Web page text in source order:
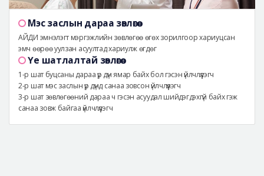
Мэс заслын дараа зөвлөгөө
АЙДИ эмнэлэгт мэргэжлийн зөвлөгөө өгөх зорилгоор хариуцсан
эмч өөрөө уулзан асуултад хариулж өгдөг
Үе шатлалтай зөвлөгөө
1-р шат буцсаны дараа үр дүн ямар байх бол гэсэн үйлчлүүлэгч
2-р шат мэс заслын үр дүнд санаа зовсон үйлчлүүлэгч
3-р шат зөвлөгөөний дараа ч гэсэн асуудал шийдэгдэхгүй байх гэж
санаа зовж байгаа үйлчлүүлэгч